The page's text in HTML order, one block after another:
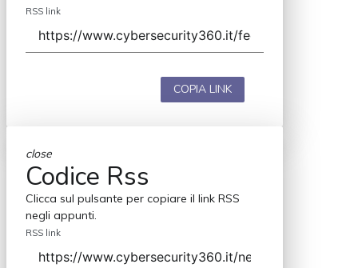
RSS link
COPIA LINK
close
Codice Rss
Clicca sul pulsante per copiare il link RSS
negli appunti.
RSS link